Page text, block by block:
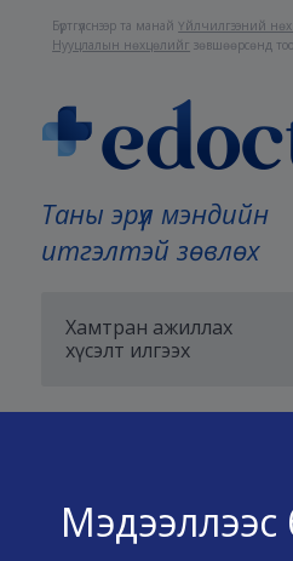
Мэдээллээс
Таны эрүүл мэндийн
итгэлтэй зөвлөх
Хамтран ажиллах
хүсэлт илгээх
Үйлчилгээний нөхцөл
Бүртгүүлснээр та манайҮйлчилгээний
Нууцлалын нөхцөлийг зөвшөөрсөнд